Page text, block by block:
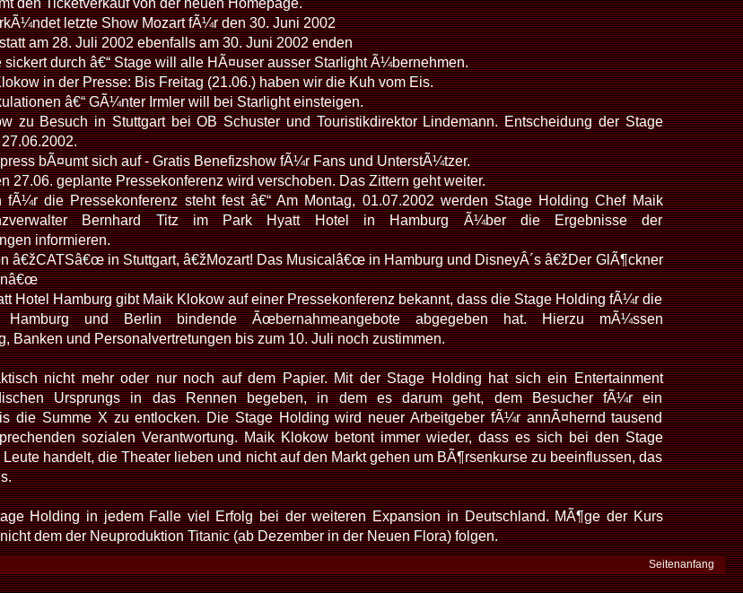
den Ticketverkauf von der neuen Homepage.
letzte Show Mozart fÃ¼r den 30. Juni 2002
am 28. Juli 2002 ebenfalls am 30. Juni 2002 enden
sickert durch â€“ Stage will alle HÃ¤user ausser Starlight Ã¼bernehmen.
in der Presse: Bis Freitag (21.06.) haben wir die Kuh vom Eis.
â€“ GÃ¼nter Irmler will bei Starlight einsteigen.
zu Besuch in Stuttgart bei OB Schuster und Touristikdirektor Lindemann. Entscheidung der Stage
bÃ¤umt sich auf - Gratis Benefizshow fÃ¼r Fans und UnterstÃ¼tzer.
27.06. geplante Pressekonferenz wird verschoben. Das Zittern geht weiter.
fÃ¼r die Pressekonferenz steht fest â€“ Am Montag, 01.07.2002 werden Stage Holding Chef Maik
Bernhard Titz im Park Hyatt Hotel in Hamburg Ã¼ber die Ergebnisse der
informieren.
â€žCATSâ€œ in Stuttgart, â€žMozart! Das Musicalâ€œ in Hamburg und DisneyÂ´s â€žDer GlÃ¶ckner
Hotel Hamburg gibt Maik Klokow auf einer Pressekonferenz bekannt, dass die Stage Holding fÃ¼r die
und Berlin bindende Ãœbernahmeangebote abgegeben hat. Hierzu mÃ¼ssen
Banken und Personalvertretungen bis zum 10. Juli noch zustimmen.
nicht mehr oder nur noch auf dem Papier. Mit der Stage Holding hat sich ein Entertainment
Ursprungs in das Rennen begeben, in dem es darum geht, dem Besucher fÃ¼r ein
die Summe X zu entlocken. Die Stage Holding wird neuer Arbeitgeber fÃ¼r annÃ¤hernd tausend
sozialen Verantwortung. Maik Klokow betont immer wieder, dass es sich bei den Stage
handelt, die Theater lieben und nicht auf den Markt gehen um BÃ¶rsenkurse zu beeinflussen, das
Holding in jedem Falle viel Erfolg bei der weiteren Expansion in Deutschland. MÃ¶ge der Kurs
dem der Neuproduktion Titanic (ab Dezember in der Neuen Flora) folgen.
Seitenanfang